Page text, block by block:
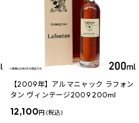
【2009年】アルマニャック ラフォン
タン ヴィンテージ2009 200ml
12,100円 (税込)